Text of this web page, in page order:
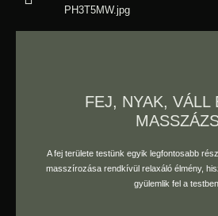
FEJ, NYAK, VÁLL
A fej területe testünk egyik legfontosabb
masszírozása rendkívül relaxáló élmény,
gyülemlik fel a testben.